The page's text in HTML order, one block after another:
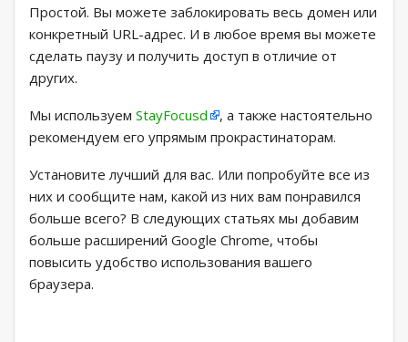
Простой. Вы можете заблокировать весь домен или
конкретный URL-адрес. И в любое время вы можете
сделать паузу и получить доступ в отличие от
других.
Мы используем StayFocusd
, а также настоятельно
рекомендуем его упрямым прокрастинаторам.
Установите лучший для вас. Или попробуйте все из
них и сообщите нам, какой из них вам понравился
больше всего? В следующих статьях мы добавим
больше расширений Google Chrome, чтобы
повысить удобство использования вашего
браузера.